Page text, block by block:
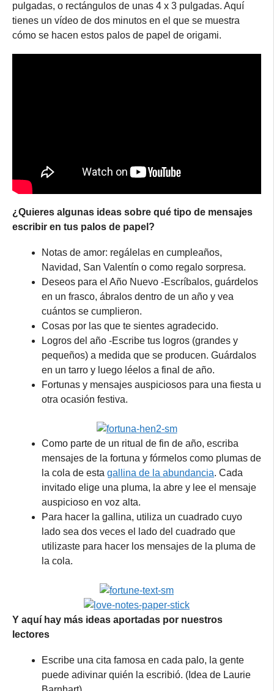
pulgadas, o rectángulos de unas 4 x 3 pulgadas. Aquí
tienes un vídeo de dos minutos en el que se muestra
cómo se hacen estos palos de papel de origami.
¿Quieres algunas ideas sobre qué tipo de mensajes
escribir en tus palos de papel?
Notas de amor: regálelas en cumpleaños,
Navidad, San Valentín o como regalo sorpresa.
Deseos para el Año Nuevo -Escríbalos, guárdelos
en un frasco, ábralos dentro de un año y vea
cuántos se cumplieron.
Cosas por las que te sientes agradecido.
Logros del año -Escribe tus logros (grandes y
pequeños) a medida que se producen. Guárdalos
en un tarro y luego léelos a final de año.
Fortunas y mensajes auspiciosos para una fiesta u
otra ocasión festiva.
Como parte de un ritual de fin de año, escriba
mensajes de la fortuna y fórmelos como plumas de
la cola de esta gallina de la abundancia. Cada
invitado elige una pluma, la abre y lee el mensaje
auspicioso en voz alta.
Para hacer la gallina, utiliza un cuadrado cuyo
lado sea dos veces el lado del cuadrado que
utilizaste para hacer los mensajes de la pluma de
la cola.
Y aquí hay más ideas aportadas por nuestros
lectores
Escribe una cita famosa en cada palo, la gente
puede adivinar quién la escribió. (Idea de Laurie